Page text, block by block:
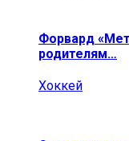
Форвард
родителям…
Хоккей